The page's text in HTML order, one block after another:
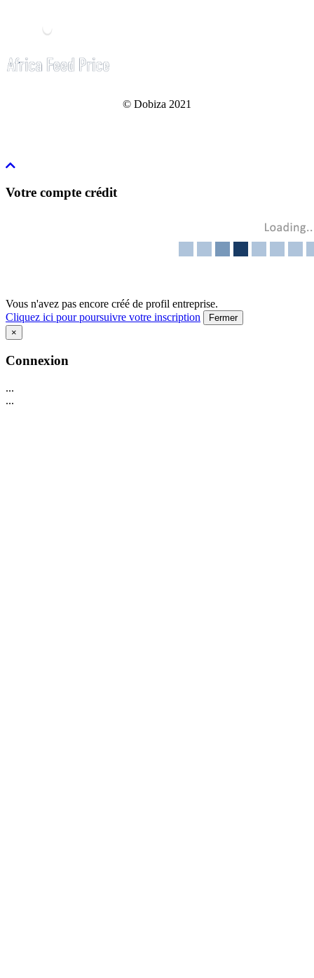
© Dobiza 2021
Votre compte crédit
Vous n'avez pas encore créé de profil entreprise.
Cliquez ici pour poursuivre votre inscription
Fermer
×
Connexion
...
...